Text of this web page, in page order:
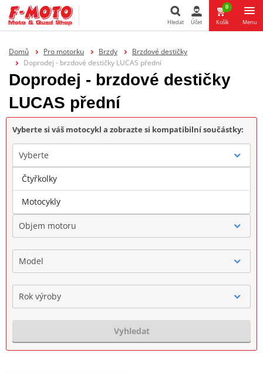
Hledat Účet
0
Košík Menu
Domů Pro motorku Brzdy
Brzdové destičky
Doprodej - brzdové destičky LUCAS přední
Doprodej - brzdové destičky
LUCAS přední
Vyberte si váš motocykl a zobrazte si kompatibilní součástky:
Vyberte
Značka
Objem motoru
Model
Rok výroby
Vyhledat
Čtyřkolky
Motocykly